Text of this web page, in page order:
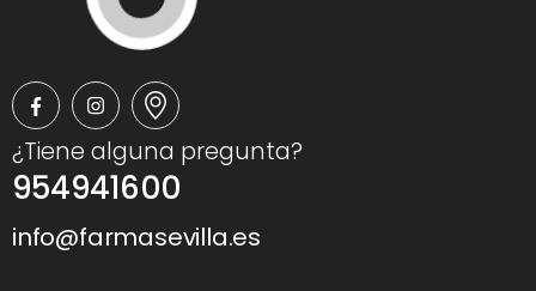
¿Tiene alguna pregunta?
954941600
info@farmasevilla.es